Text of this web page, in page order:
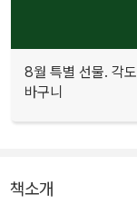
8월 특별 선물. 각
바구니
책소개